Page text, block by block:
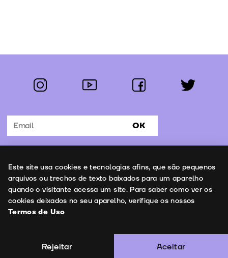
Segue-nos:
instagram youtube facebook twitter
Subscrever Newsletter OK
Contactos
Copyright © 2026 | Leopardo Filmes Termos de Uso
Este site usa cookies e tecnologias afins, que são pequenos
arquivos ou trechos de texto baixados para um aparelho
quando o visitante acessa um site. Para saber como ver os
cookies deixados no seu aparelho, verifique os nossos
Termos de Uso
Aceitar
Rejeitar